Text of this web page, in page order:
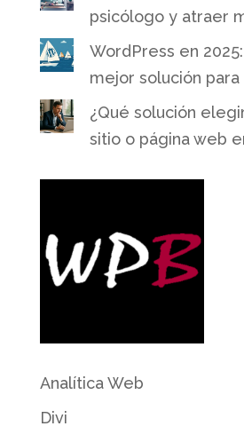
psicólogo y atraer
WordPress en
mejor solución
¿Qué solución
sitio o página web
Analítica Web
Divi